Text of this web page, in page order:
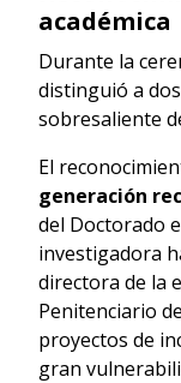
académica
Durante la
distinguió a
sobresaliente
El
generación
del Doctorado
investigadora
directora de la
Penitenciario
proyectos de
gran